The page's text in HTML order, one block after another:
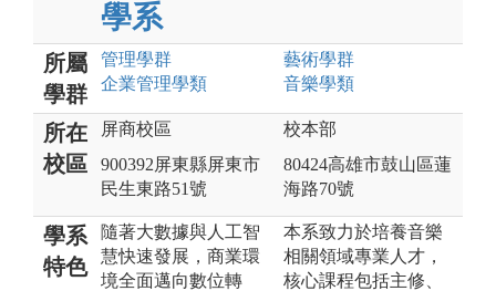
學系
所屬
學群
管理學群
企業管理學類
藝術學群
音樂學類
所在
校區
屏商校區
900392屏東縣屏東市
民生東路51號
校本部
80424高雄市鼓山區蓮
海路70號
學系
特色
隨著大數據與人工智
慧快速發展，商業環
境全面邁向數位轉
本系致力於培養音樂
相關領域專業人才，
核心課程包括主修、